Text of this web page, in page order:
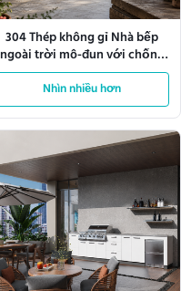
304 Thép không gỉ Nhà bếp
ngoài trời mô-đun với chống
thời tiết
Nhìn nhiều hơn